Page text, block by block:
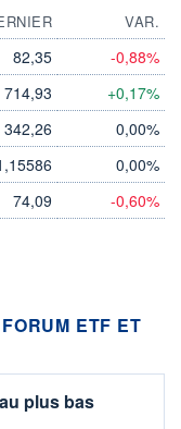
VAR.
82,35 -0,88%
714,93 +0,17%
342,26 0,00%
0,00%
74,09 -0,60%
ETF ET
plus bas